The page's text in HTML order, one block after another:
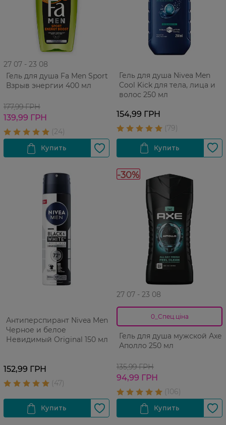
27 07 - 23 08
Гель для душа Fa Men Sport
Взрыв энергии 400 мл
177,99 ГРН
139,99 ГРН
Гель для душа Nivea Men
Cool Kick для тела, лица и
волос 250 мл
154,99 ГРН
Антиперспирант Nivea Men
Черное и белое
Невидимый Original 150 мл
152,99 ГРН
-30%
27 07 - 23 08
0_Спец.ціна
Гель для душа мужской Аxe
Аполло 250 мл
135,99 ГРН
94,99 ГРН